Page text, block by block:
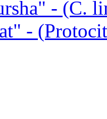
- (C.
-